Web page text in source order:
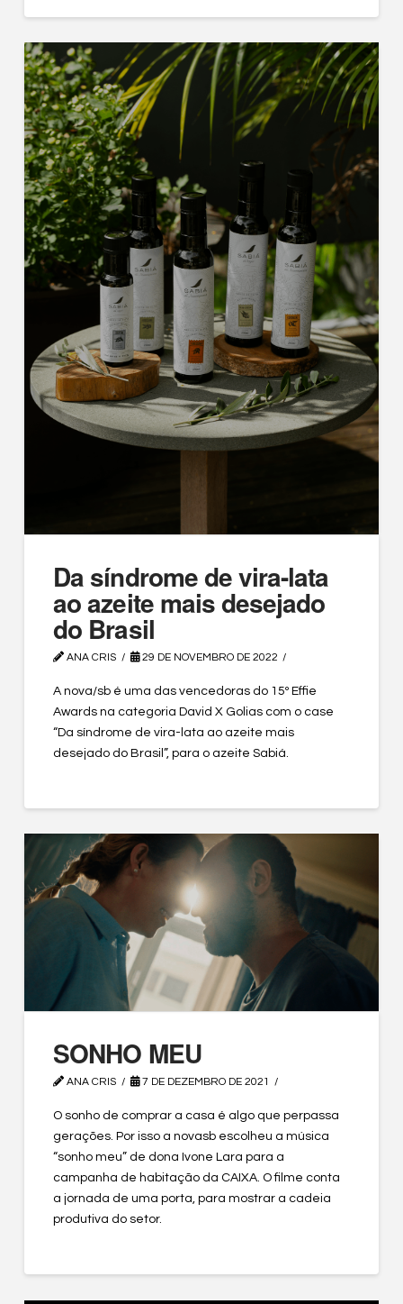
Da síndrome de vira-lata
ao azeite mais desejado
do Brasil
ANA CRIS 29 DE NOVEMBRO DE 2022
A nova/sb é uma das vencedoras do 15º Effie
Awards na categoria David X Golias com o case
“Da síndrome de vira-lata ao azeite mais
desejado do Brasil”, para o azeite Sabiá.
SONHO MEU
ANA CRIS 7 DE DEZEMBRO DE 2021
O sonho de comprar a casa é algo que perpassa
gerações. Por isso a novasb escolheu a música
“sonho meu” de dona Ivone Lara para a
campanha de habitação da CAIXA. O filme conta
a jornada de uma porta, para mostrar a cadeia
produtiva do setor.